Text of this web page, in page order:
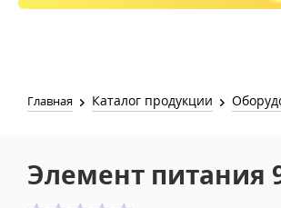
Главная Каталог продукции
Элемент питания